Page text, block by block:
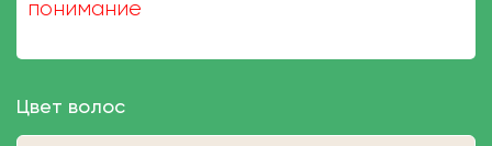
понимание
Цвет волос